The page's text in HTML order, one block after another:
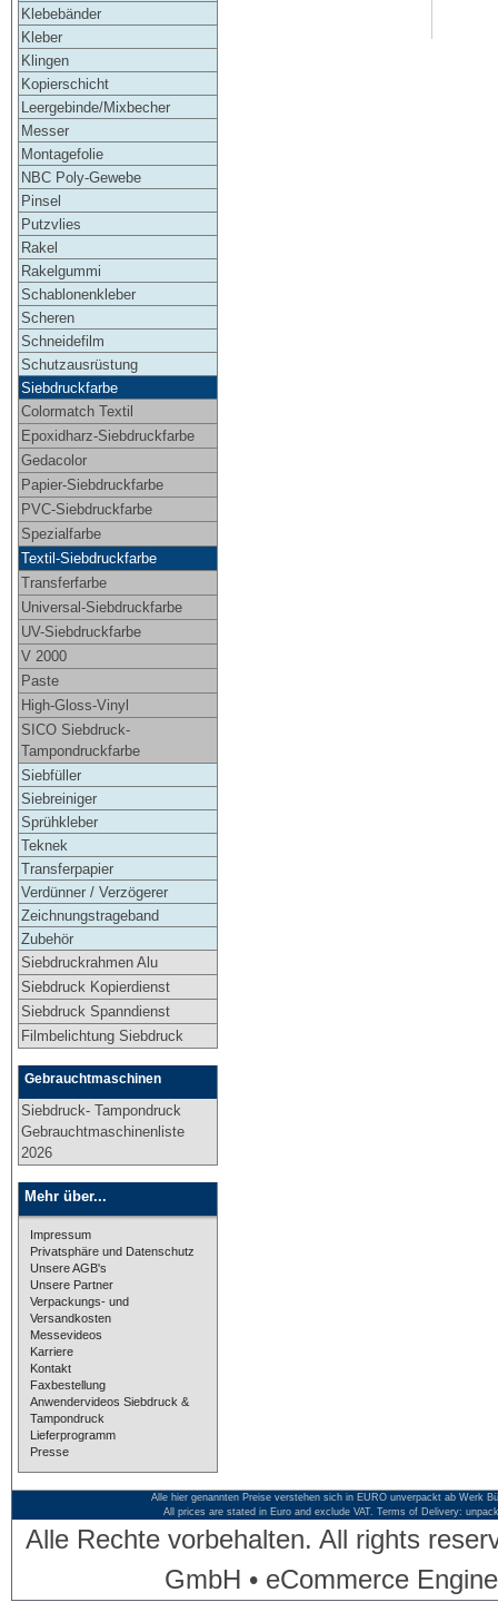
Klebebänder
Kleber
Klingen
Kopierschicht
Leergebinde/Mixbecher
Messer
Montagefolie
NBC Poly-Gewebe
Pinsel
Putzvlies
Rakel
Rakelgummi
Schablonenkleber
Scheren
Schneidefilm
Schutzausrüstung
Siebdruckfarbe
Colormatch Textil
Epoxidharz-Siebdruckfarbe
Gedacolor
Papier-Siebdruckfarbe
PVC-Siebdruckfarbe
Spezialfarbe
Textil-Siebdruckfarbe
Transferfarbe
Universal-Siebdruckfarbe
UV-Siebdruckfarbe
V 2000
Paste
High-Gloss-Vinyl
SICO Siebdruck-
Tampondruckfarbe
Siebfüller
Siebreiniger
Sprühkleber
Teknek
Transferpapier
Verdünner / Verzögerer
Zeichnungstrageband
Zubehör
Siebdruckrahmen Alu
Siebdruck Kopierdienst
Siebdruck Spanndienst
Filmbelichtung Siebdruck
Gebrauchtmaschinen
Siebdruck- Tampondruck
Gebrauchtmaschinenliste
2026
Mehr über...
Impressum
Privatsphäre und Datenschutz
Unsere AGB's
Unsere Partner
Verpackungs- und
Versandkosten
Messevideos
Karriere
Kontakt
Faxbestellung
Anwendervideos Siebdruck &
Tampondruck
Lieferprogramm
Presse
Alle hier genannten Preise verstehen sich in EURO unverpackt ab Werk
All prices are stated in Euro and exclude VAT. Terms of Delivery:
Alle Rechte vorbehalten. All rights
GmbH • eCommerce